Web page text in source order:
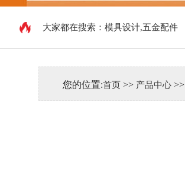
大家都在搜索： 模具设计,五金配件
您的位置:首页 >> 产品中心 >>